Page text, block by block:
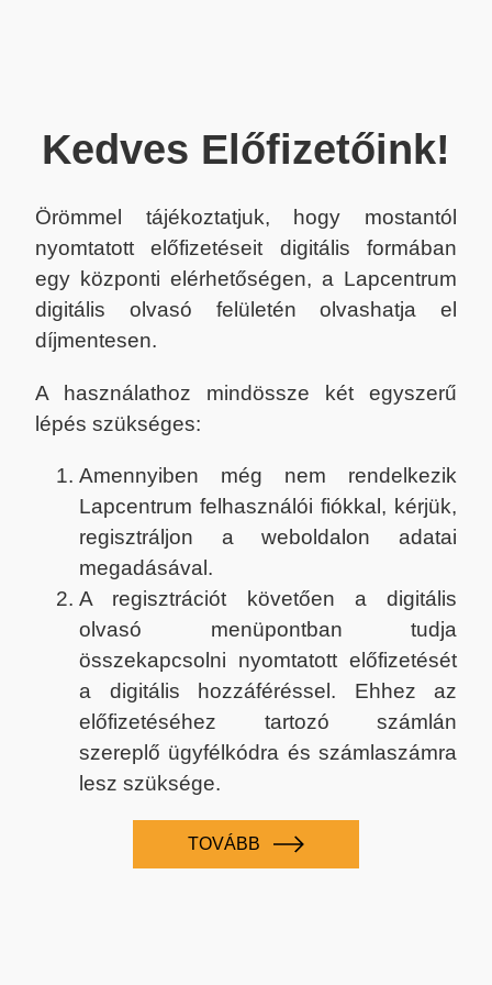
Kedves Előfizetőink!
Örömmel tájékoztatjuk, hogy mostantól
nyomtatott előfizetéseit digitális formában
egy központi elérhetőségen, a Lapcentrum
digitális olvasó felületén olvashatja el
díjmentesen.
A használathoz mindössze két egyszerű
lépés szükséges:
Amennyiben még nem rendelkezik
Lapcentrum felhasználói fiókkal, kérjük,
regisztráljon a weboldalon adatai
megadásával.
A regisztrációt követően a digitális
olvasó menüpontban tudja
összekapcsolni nyomtatott előfizetését
a digitális hozzáféréssel. Ehhez az
előfizetéséhez tartozó számlán
szereplő ügyfélkódra és számlaszámra
lesz szüksége.
TOVÁBB